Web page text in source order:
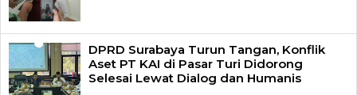
DPRD Surabaya Turun Tangan, Konflik
Aset PT KAI di Pasar Turi Didorong
Selesai Lewat Dialog dan Humanis